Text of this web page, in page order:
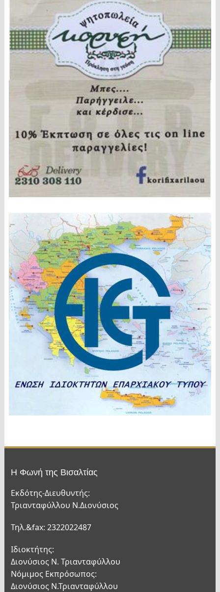
Η Φωνή της Βισαλτίας
Εκδότης-Διευθυντής:
Τριανταφύλλου Ν.Διονύσιος
Τηλ.&fax: 2322022487
Ιδιοκτήτης:
Διονύσιος Ν. Τριανταφύλλου
Νόμιμος Εκπρόσωπος:
Διονύσιος Ν.Τριανταφύλλου